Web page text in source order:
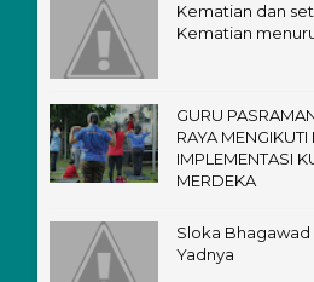
Kematian dan
Kematian
GURU
RAYA MENGIKUTI
IMPLEMENTASI
MERDEKA
Sloka
Yadnya